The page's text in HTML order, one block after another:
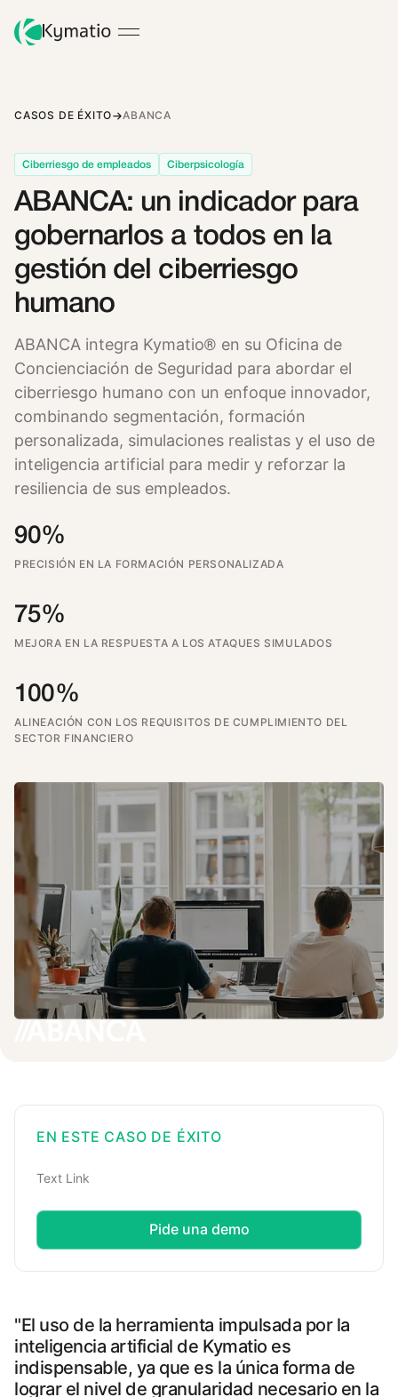
CASOS DE ÉXITO ABANCA
Ciberriesgo de empleados Ciberpsicología
ABANCA: un indicador para
gobernarlos a todos en la
gestión del ciberriesgo
humano
ABANCA integra Kymatio® en su Oficina de
Concienciación de Seguridad para abordar el
ciberriesgo humano con un enfoque innovador,
combinando segmentación, formación
personalizada, simulaciones realistas y el uso de
inteligencia artificial para medir y reforzar la
resiliencia de sus empleados.
90%
PRECISIÓN EN LA FORMACIÓN PERSONALIZADA
75%
MEJORA EN LA RESPUESTA A LOS ATAQUES SIMULADOS
100%
ALINEACIÓN CON LOS REQUISITOS DE CUMPLIMIENTO DEL
SECTOR FINANCIERO
EN ESTE CASO DE ÉXITO
Text Link
Pide una demo
"El uso de la herramienta impulsada por la
inteligencia artificial de Kymatio es
indispensable, ya que es la única forma de
lograr el nivel de granularidad necesario en la